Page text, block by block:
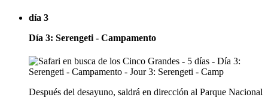
día 3
Día 3: Serengeti - Campamento
Después del desayuno, saldrá en dirección al Parque Nacional